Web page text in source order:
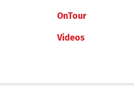
OnTour
Videos